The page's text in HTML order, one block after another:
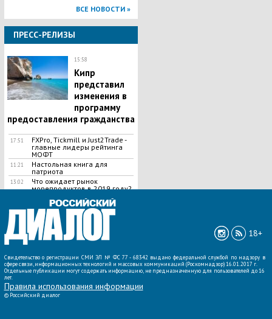
ВСЕ НОВОСТИ »
ПРЕСС-РЕЛИЗЫ
15:58
Кипр
представил
изменения в
программу
предоставления гражданства
17:51
FXPro, Tickmill и Just2Trade -
главные лидеры рейтинга
МОФТ
11:21
Настольная книга для
патриота
13:02
Что ожидает рынок
морепродуктов в 2019 году?
ВСЕ НОВОСТИ »
18+
Свидетельство о регистрации СМИ ЭЛ № ФС 77 - 68342 выдано федеральной службой по надзору в
сфере связи, информационных технологий и массовых коммуникаций (Роскомнадзор) 16.01.2017 г.
Отдельные публикации могут содержать информацию, не предназначенную для пользователей до 16
лет.
Правила использования информации
© Российский диалог